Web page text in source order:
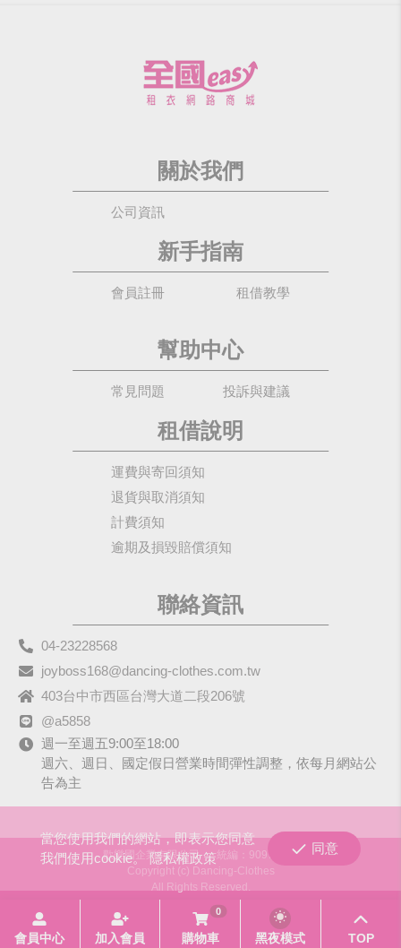
關於我們
公司資訊
新手指南
會員註冊 租借教學
幫助中心
常見問題 投訴與建議
租借說明
運費與寄回須知
退貨與取消須知
計費須知
逾期及損毀賠償須知
聯絡資訊
04-23228568
joyboss168@dancing-clothes.com.tw
403台中市西區台灣大道二段206號
@a5858
週一至週五9:00至18:00
週六、週日、國定假日營業時間彈性調整，依每月網站公
告為主
歡樂國企業有限公司
統編：90979680
Copyright (c) Dancing-Clothes
All Rights Reserved.
當您使用我們的網站，即表示您同意
我們使用cookie。隱私權政策
同意
會員中心 加入會員
0
購物車 黑夜模式 TOP